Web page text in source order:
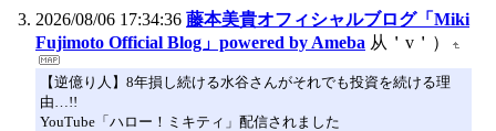
2026/08/06 17:34:36 藤本美貴オフィシャルブログ「Miki
Fujimoto Official Blog」powered by Ameba 从＇v＇）
【逆億り人】8年損し続ける水谷さんがそれでも投資を続ける理
由…!!
YouTube「ハロー！ミキティ」配信されました